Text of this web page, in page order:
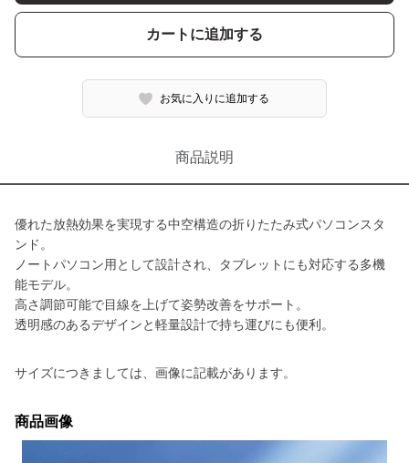
カートに追加する
お気に入りに追加する
商品説明
優れた放熱効果を実現する中空構造の折りたたみ式パソコンスタ
ンド。
ノートパソコン用として設計され、タブレットにも対応する多機
能モデル。
高さ調節可能で目線を上げて姿勢改善をサポート。
透明感のあるデザインと軽量設計で持ち運びにも便利。
サイズにつきましては、画像に記載があります。
商品画像